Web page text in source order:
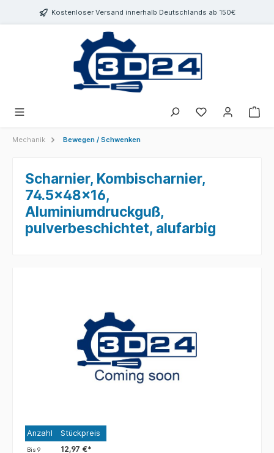
springenKostenloser Versand innerhalb Deutschlands ab 150€
Mechanik Bewegen / Schwenken
Scharnier, Kombischarnier,
74.5x48x16,
Aluminiumdruckguß,
pulverbeschichtet, alufarbig
Anzahl Stückpreis
Bis9 12,97 €*